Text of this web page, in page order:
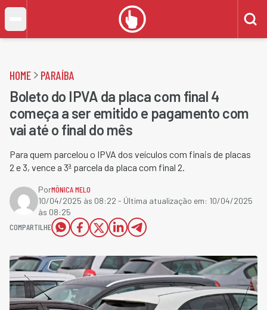
HOME PARAÍBA
Boleto do IPVA da placa com final 4
começa a ser emitido e pagamento com
vai até o final do mês
Para quem parcelou o IPVA dos veículos com finais de placas
2 e 3, vence a 3ª parcela da placa com final 2.
PorMÔNICA MELO
10/04/2025 às 08:22 - Última atualização em: 10/04/2025
às 08:25
COMPARTILHE